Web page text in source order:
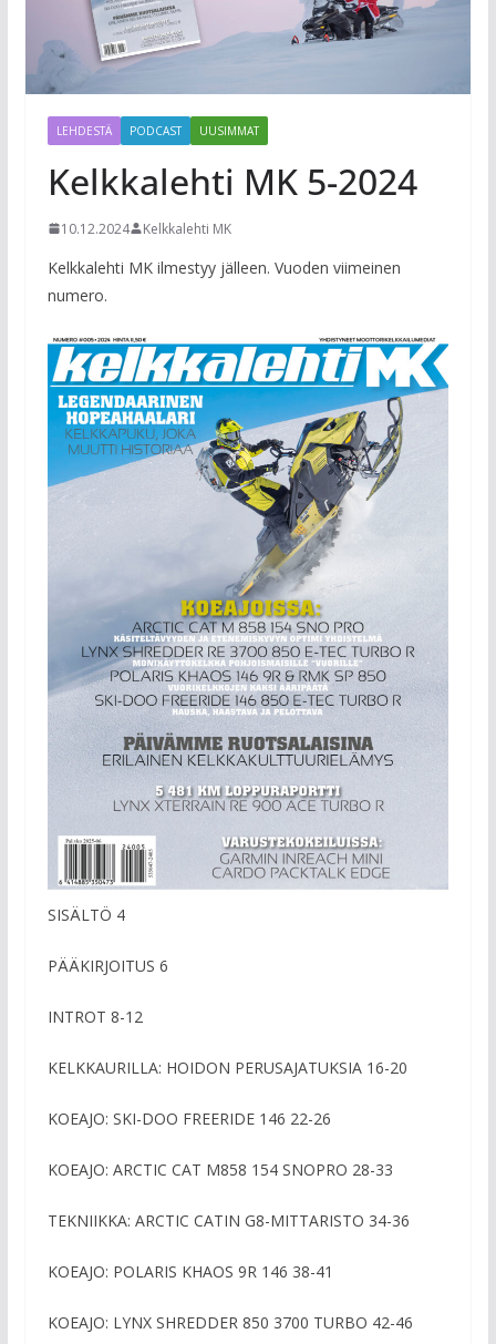
LEHDESTÄ PODCAST UUSIMMAT
Kelkkalehti MK 5-2024
10.12.2024 Kelkkalehti MK
Kelkkalehti MK ilmestyy jälleen. Vuoden viimeinen
numero.
SISÄLTÖ 4
PÄÄKIRJOITUS 6
INTROT 8-12
KELKKAURILLA: HOIDON PERUSAJATUKSIA 16-20
KOEAJO: SKI-DOO FREERIDE 146 22-26
KOEAJO: ARCTIC CAT M858 154 SNOPRO 28-33
TEKNIIKKA: ARCTIC CATIN G8-MITTARISTO 34-36
KOEAJO: POLARIS KHAOS 9R 146 38-41
KOEAJO: LYNX SHREDDER 850 3700 TURBO 42-46